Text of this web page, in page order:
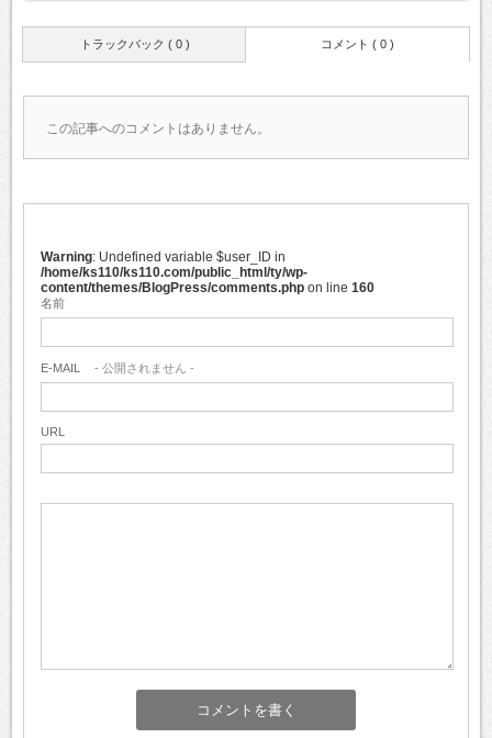
トラックバック ( 0 ) コメント ( 0 )
この記事へのコメントはありません。
Warning : Undefined variable $user_ID in
/home/ks110/ks110.com/public_html/ty/wp-
content/themes/BlogPress/comments.php on line 160
名前
E-MAIL - 公開されません -
URL